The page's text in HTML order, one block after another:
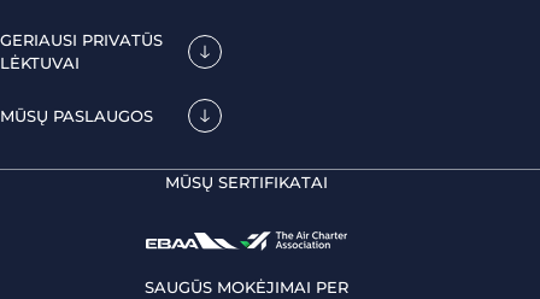
GERIAUSI PRIVATŪS
LĖKTUVAI
MŪSŲ PASLAUGOS
MŪSŲ SERTIFIKATAI
SAUGŪS MOKĖJIMAI PER